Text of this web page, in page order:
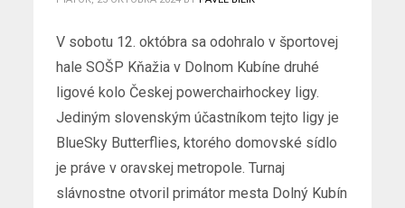
V sobotu 12. októbra sa odohralo v športovej
hale SOŠP Kňažia v Dolnom Kubíne druhé
ligové kolo Českej powerchairhockey ligy.
Jediným slovenským účastníkom tejto ligy je
BlueSky Butterflies, ktorého domovské sídlo
je práve v oravskej metropole. Turnaj
slávnostne otvoril primátor mesta Dolný Kubín